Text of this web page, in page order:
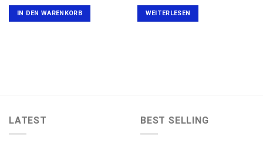
war:
€999.00
ist:
€979.00.
IN DEN WARENKORB
war:
€819.00
WEITERLESEN
LATEST BEST SELLING